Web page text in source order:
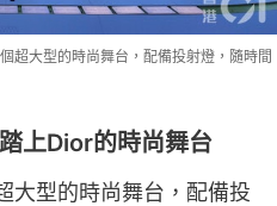
超大型的時尚舞台，配備投射燈，隨時間
上Dior的時尚舞台
大型的時尚舞台，配備投